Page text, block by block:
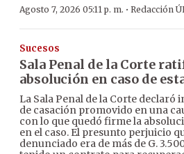
Agosto 7, 2026 05:11 p. m. · Redacción
Sucesos
Sala Penal de la Corte
absolución en caso de
La Sala Penal de la Corte declaró
de casación promovido en una
con lo que quedó firme la
en el caso. El presunto perjuicio
denunciado era de más de G.